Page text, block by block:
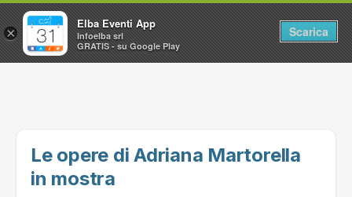
Home
Utilità
Le opere di Adriana Martorella
in mostra
×
Elba Eventi App
Infoelba srl
GRATIS - su Google Play
Scarica